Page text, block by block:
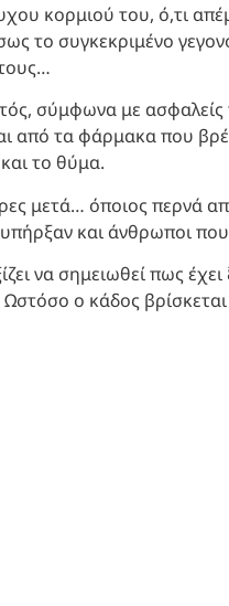
κορμιού του, ό,τι
το συγκεκριμένο
σύμφωνα με ασφαλείς
από τα φάρμακα που
το θύμα.
μετά… όποιος περνά
και άνθρωποι
να σημειωθεί πως
ο κάδος βρίσκεται